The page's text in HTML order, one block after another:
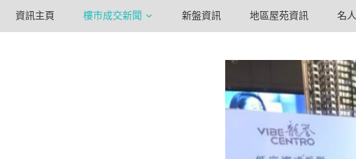
資訊主頁 樓市成交新聞 新盤資訊 地區屋苑資訊 名